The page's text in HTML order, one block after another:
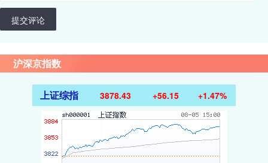
提交评论
沪深京指数
上证综指 3878.43 +56.15 +1.47%